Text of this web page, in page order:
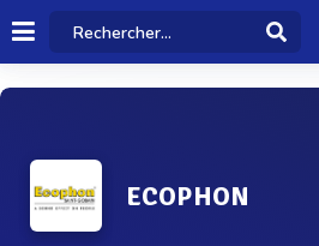
ECOPHON